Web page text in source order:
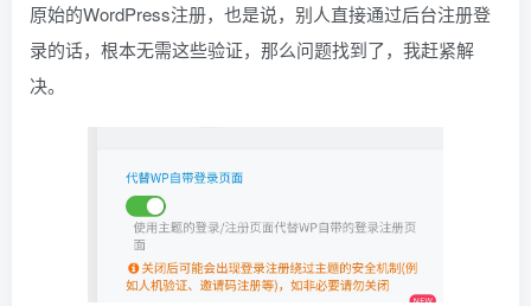
原始的WordPress注册，也是说，别人直接通过后台注册登
录的话，根本无需这些验证，那么问题找到了，我赶紧解
决。